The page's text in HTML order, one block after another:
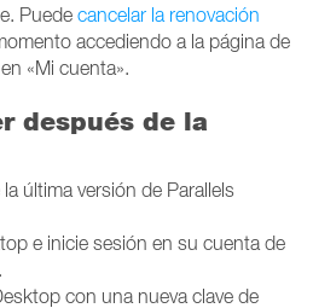
Puede cancelar la renovación
accediendo a la página de
«Mi cuenta».
después de la
última versión de Parallels
e inicie sesión en su cuenta de
con una nueva clave de